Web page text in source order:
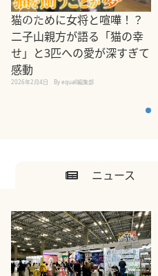
猫のために女将と喧嘩！？
二子山親方が語る「猫の幸
せ」と3匹への愛が深すぎて
感動
2026年2月4日 By equall編集部
ニュース